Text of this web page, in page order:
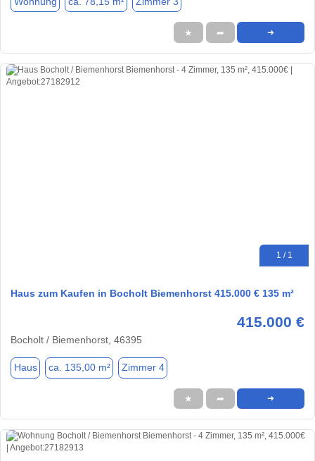
★ ➦ ➜
1 / 1
Haus zum Kaufen in Bocholt Biemenhorst 415.000 € 135 m²
415.000 €
Bocholt / Biemenhorst, 46395
Haus ca. 135,00 m² Zimmer 4
★ ➦ ➜